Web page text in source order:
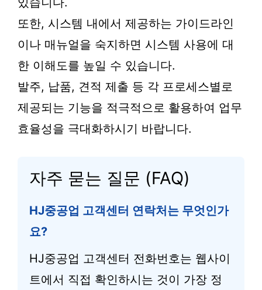
또한, 시스템 내에서 제공하는 가이드라인
이나 매뉴얼을 숙지하면 시스템 사용에 대
한 이해도를 높일 수 있습니다.
발주, 납품, 견적 제출 등 각 프로세스별로
제공되는 기능을 적극적으로 활용하여 업무
효율성을 극대화하시기 바랍니다.
자주 묻는 질문 (FAQ)
HJ중공업 고객센터 연락처는 무엇인가
요?
HJ중공업 고객센터 전화번호는 웹사이
트에서 직접 확인하시는 것이 가장 정